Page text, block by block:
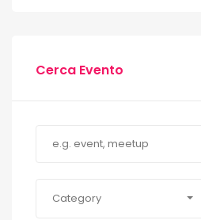
Cerca Evento
Category